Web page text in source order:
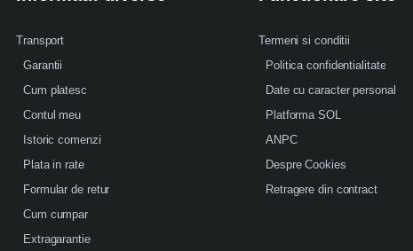
Transport
Garantii
Cum platesc
Contul meu
Istoric comenzi
Plata in rate
Formular de retur
Cum cumpar
Extragarantie
Termeni si conditii
Politica confidentialitate
Date cu caracter personal
Platforma SOL
ANPC
Despre Cookies
Retragere din contract